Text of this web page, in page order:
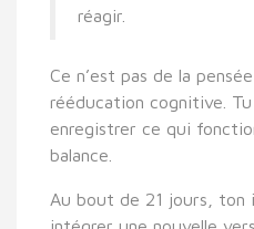
réagir.
Ce n’est pas de la
rééducation cognitive .
enregistrer ce qui
balance.
Au bout de 21 jours, ton